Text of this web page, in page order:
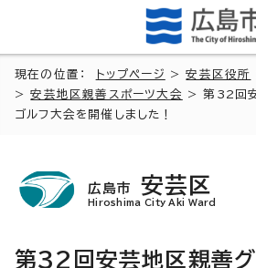
現在の位置： トップページ >安芸区役所
>安芸地区親善スポーツ大会
> 第32回安
ゴルフ大会を開催しました！
広島市 安芸区
Hiroshima City Aki Ward
第32回安芸地区親善グ